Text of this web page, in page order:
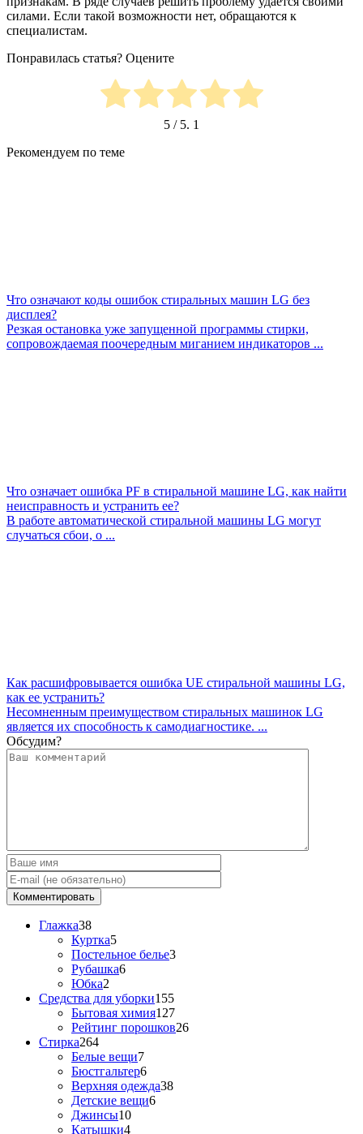
силами. Если такой возможности нет, обращаются к
специалистам.
Понравилась статья? Оцените
5 / 5. 1
Рекомендуем по теме
Что означают коды ошибок стиральных машин LG без
дисплея?
Резкая остановка уже запущенной программы стирки,
сопровождаемая поочередным миганием индикаторов ...
Что означает ошибка PF в стиральной машине LG, как найти
неисправность и устранить ее?
В работе автоматической стиральной машины LG могут
случаться сбои, о ...
Как расшифровывается ошибка UE стиральной машины LG,
как ее устранить?
Несомненным преимуществом стиральных машинок LG
является их способность к самодиагностике. ...
Обсудим?
Глажка38
Куртка5
Постельное белье3
Рубашка6
Юбка2
Средства для уборки155
Бытовая химия127
Рейтинг порошков26
Стирка264
Белые вещи7
Бюстгальтер6
Верхняя одежда38
Детские вещи6
Джинсы10
Катышки4